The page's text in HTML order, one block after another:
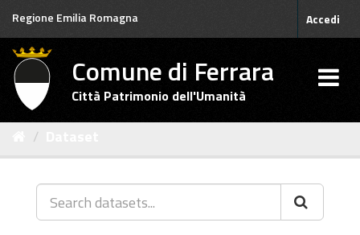
Salta
contenuto
Regione Emilia Romagna Accedi
Comune di Ferrara
Città Patrimonio dell'Umanità